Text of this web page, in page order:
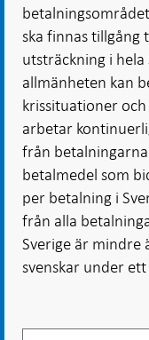
ska finnas tillgång
utsträckning i
allmänheten kan
krissituationer
arbetar
från
betalmedel som
per betalning i
från alla
Sverige är mindre
svenskar under ett
Filtrera